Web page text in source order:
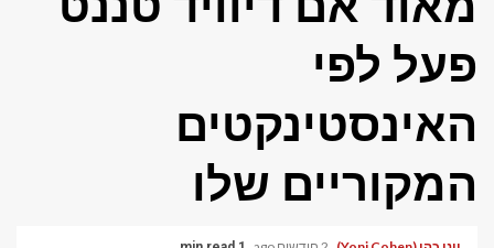
פעל לפי
האינסטינקטים
המקוריים שלו